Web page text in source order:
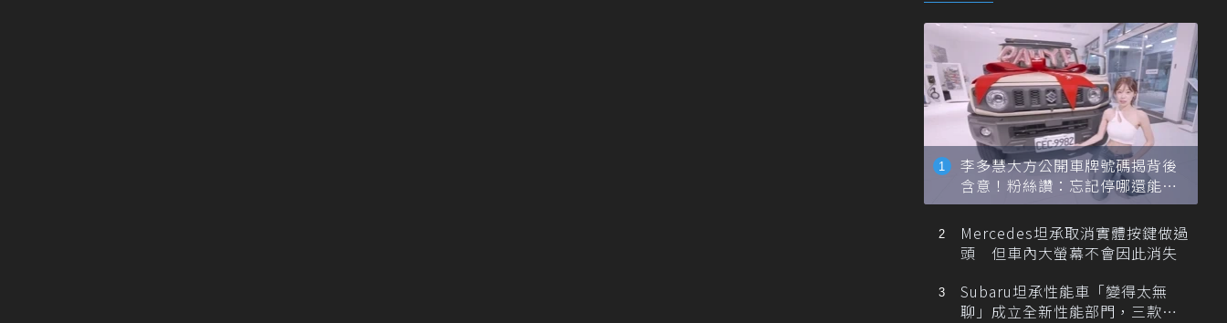
李多慧大方公開車牌號碼揭背後
含意！粉絲讚：忘記停哪還能幫
忙找車
Mercedes坦承取消實體按鍵做過
頭 但車內大螢幕不會因此消失
Subaru坦承性能車「變得太無
聊」成立全新性能部門，三款手